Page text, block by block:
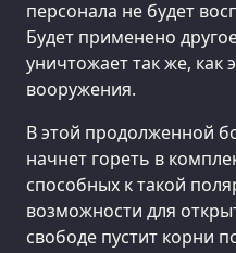
персонала не будет
Будет применено
уничтожает так же,
вооружения.
В этой продолженной
начнет гореть в
способных к такой
возможности для
свободе пустит корни